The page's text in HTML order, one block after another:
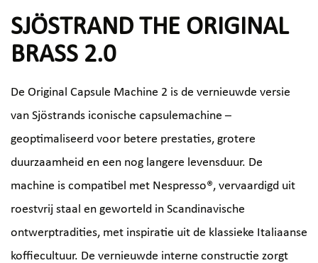
SJÖSTRAND THE ORIGINAL
BRASS 2.0
De Original Capsule Machine 2 is de vernieuwde versie
van Sjöstrands iconische capsulemachine –
geoptimaliseerd voor betere prestaties, grotere
duurzaamheid en een nog langere levensduur. De
machine is compatibel met Nespresso®, vervaardigd uit
roestvrij staal en geworteld in Scandinavische
ontwerptradities, met inspiratie uit de klassieke Italiaanse
koffiecultuur. De vernieuwde interne constructie zorgt